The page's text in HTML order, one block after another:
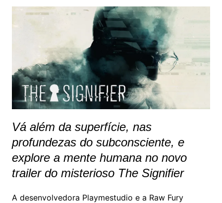
Vá além da superfície, nas
profundezas do subconsciente, e
explore a mente humana no novo
trailer do misterioso The Signifier
A desenvolvedora Playmestudio e a Raw Fury